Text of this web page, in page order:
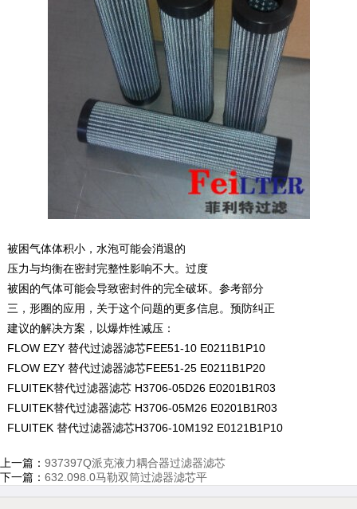
被困气体体积小，水泡可能会消退的
压力与均衡在密封完整性影响不大。过度
被困的气体可能会导致密封件的完全破坏。参考部分
三，形圈的应用，关于这个问题的更多信息。预防纠正
建议的解决方案，以爆炸性减压：
FLOW EZY 替代过滤器滤芯FEE51-10 E0211B1P10
FLOW EZY 替代过滤器滤芯FEE51-25 E0211B1P20
FLUITEK替代过滤器滤芯 H3706-05D26 E0201B1R03
FLUITEK替代过滤器滤芯 H3706-05M26 E0201B1R03
FLUITEK 替代过滤器滤芯H3706-10M192 E0121B1P10
上一篇： 937397Q派克液力耦合器过滤器滤芯
下一篇： 632.098.0马勒双筒过滤器滤芯平